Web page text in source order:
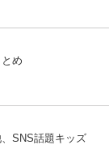
め
SNS話題キッズ